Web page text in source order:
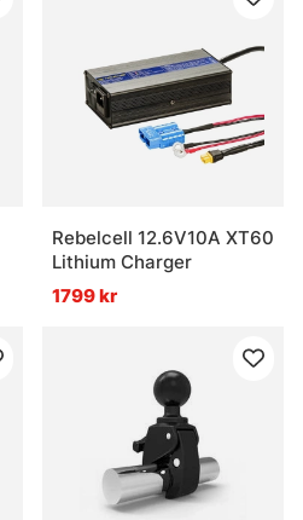
Rebelcell 12.6V10A XT60
Lithium Charger
1799 kr